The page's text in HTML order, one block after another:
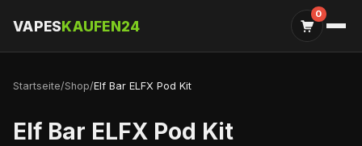
VAPESKAUFEN24
0
Startseite/Shop/Elf Bar ELFX Pod Kit
Elf Bar ELFX Pod Kit